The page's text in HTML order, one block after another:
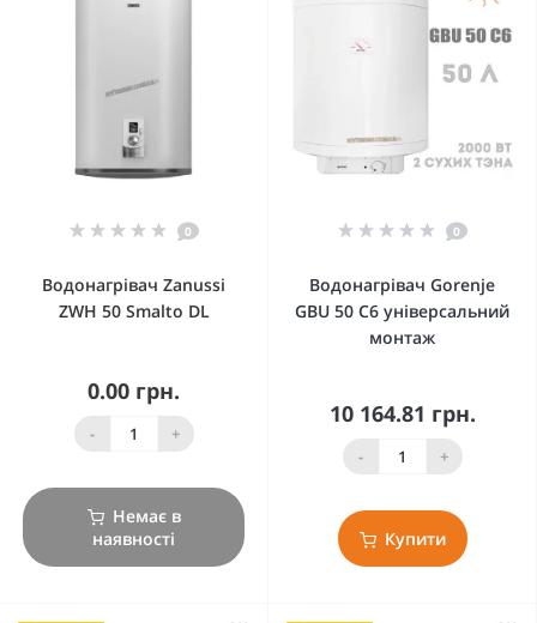
0
Водонагрівач Zanussi
ZWH 50 Smalto DL
0.00 грн.
- +
Немає в
наявності
0
Водонагрівач Gorenje
GBU 50 C6 універсальний
монтаж
10 164.81 грн.
- +
Купити